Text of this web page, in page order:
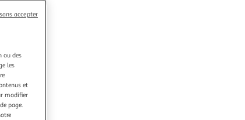
ou des
les
et
modifier
page.
accepter